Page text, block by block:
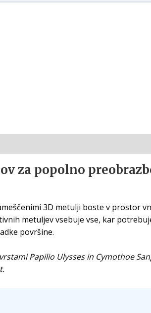
za popolno
3D metulji boste v prostor
metuljev vsebuje vse, kar
površine.
Papilio Ulysses in Cymothoe